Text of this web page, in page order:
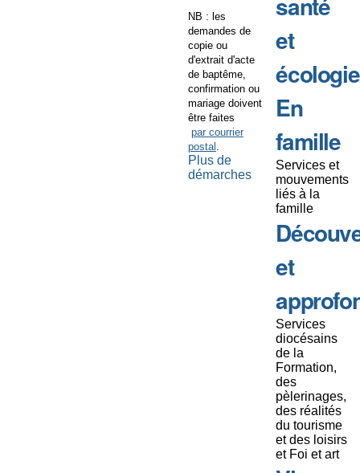
NB : les
demandes de
copie ou
d'extrait d'acte
de baptême,
confirmation ou
mariage doivent
être faites
par courrier
postal .
Plus de
démarches
et
écologie
En
famille
Services et
mouvements
liés à la
famille
et
Services
diocésains
de la
Formation,
des
pèlerinages,
des réalités
du tourisme
et des loisirs
et Foi et art